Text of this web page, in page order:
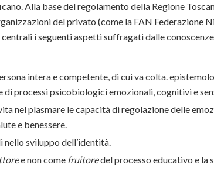
Alla base del regolamento della Regione
del privato (come la FAN Federazione
i seguenti aspetti suffragati dalle
intera e competente, di cui va colta.
di processi psicobiologici emozionali, cognitivi e
nel plasmare le capacità di regolazione delle
e benessere.
nello sviluppo dell’identità.
e non come fruitoredel processo educativo e la